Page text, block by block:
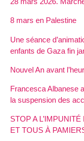
8 mars en Palestine
Une séance
enfants de Gaza fin
Nouvel An avant
Francesca Albanese
la suspension des
STOP A
ET TOUS À